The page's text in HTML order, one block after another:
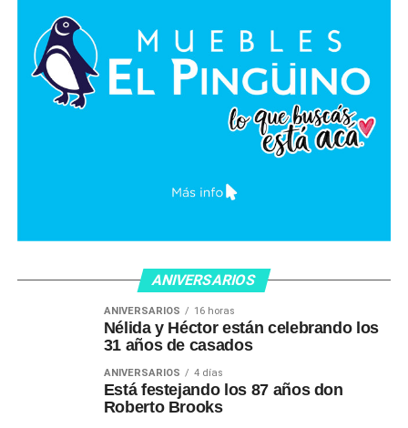
ANIVERSARIOS
ANIVERSARIOS 16 horas
Nélida y Héctor están celebrando los
31 años de casados
ANIVERSARIOS 4 días
Está festejando los 87 años don
Roberto Brooks